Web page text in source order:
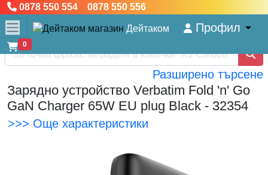
0878 550 554 0878 550 556
Дейтаком Профил
0
Разширено търсене
Зарядно устройство Verbatim Fold 'n' Go
GaN Charger 65W EU plug Black - 32354
>>> Още характеристики